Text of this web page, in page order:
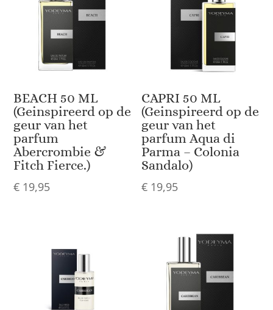
BEACH 50 ML
(Geinspireerd op de
geur van het
parfum
Abercrombie &
Fitch Fierce.)
€ 19,95
CAPRI 50 ML
(Geinspireerd op de
geur van het
parfum Aqua di
Parma – Colonia
Sandalo)
€ 19,95